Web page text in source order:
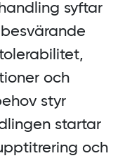
syftar
och
styr
startar
och